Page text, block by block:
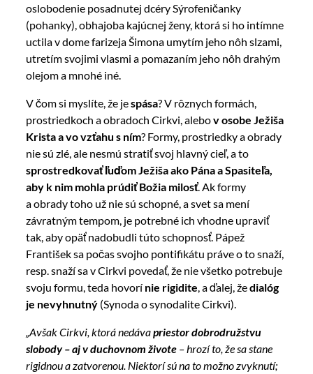
oslobodenie posadnutej dcéry Sýrofeničanky
(pohanky), obhajoba kajúcnej ženy, ktorá si ho intímne
uctila v dome farizeja Šimona umytím jeho nôh slzami,
utretím svojimi vlasmi a pomazaním jeho nôh drahým
olejom a mnohé iné.
V čom si myslíte, že jespása? V rôznych formách,
prostriedkoch a obradoch Cirkvi, alebov osobe Ježiša
Krista a vo vzťahu s ním? Formy, prostriedky a obrady
nie sú zlé, ale nesmú stratiť svoj hlavný cieľ, a to
sprostredkovať ľuďom Ježiša ako Pána a Spasiteľa,
aby k nim mohla prúdiť Božia milosť. Ak formy
a obrady toho už nie sú schopné, a svet sa mení
závratným tempom, je potrebné ich vhodne upraviť
tak, aby opäť nadobudli túto schopnosť. Pápež
František sa počas svojho pontifikátu práve o to snaží,
resp. snaží sa v Cirkvi povedať, že nie všetko potrebuje
svoju formu, teda hovorí nie rigidite , a ďalej, žedialóg
je nevyhnutný (Synoda o synodalite Cirkvi).
„Avšak Cirkvi, ktorá nedávapriestor dobrodružstvu
slobody– aj v duchovnom živote – hrozí to, že sa stane
rigidnou a zatvorenou. Niektorí sú na to možno zvyknutí;